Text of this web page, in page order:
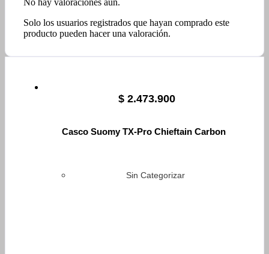
Solo los usuarios registrados que hayan comprado este
producto pueden hacer una valoración.
$2.473.900
Casco Suomy TX-Pro Chieftain Carbon
Sin Categorizar